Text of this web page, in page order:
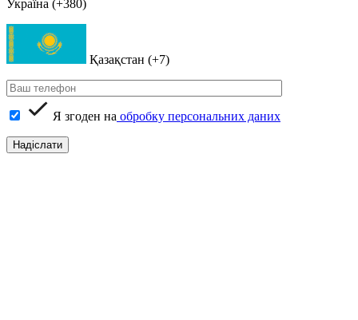
Україна (+380)
Қазақстан (+7)
Я згоден на обробку персональних даних